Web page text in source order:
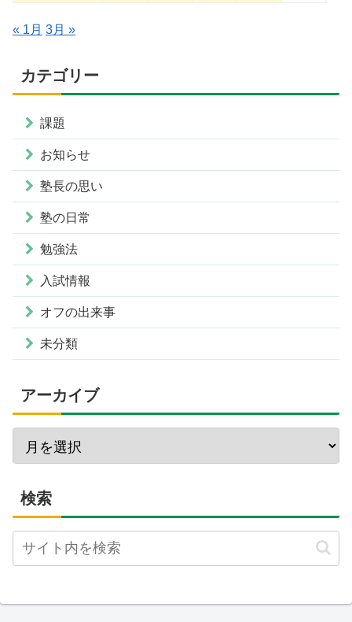
« 1月 3月 »
カテゴリー
課題
お知らせ
塾長の思い
塾の日常
勉強法
入試情報
オフの出来事
未分類
アーカイブ
検索